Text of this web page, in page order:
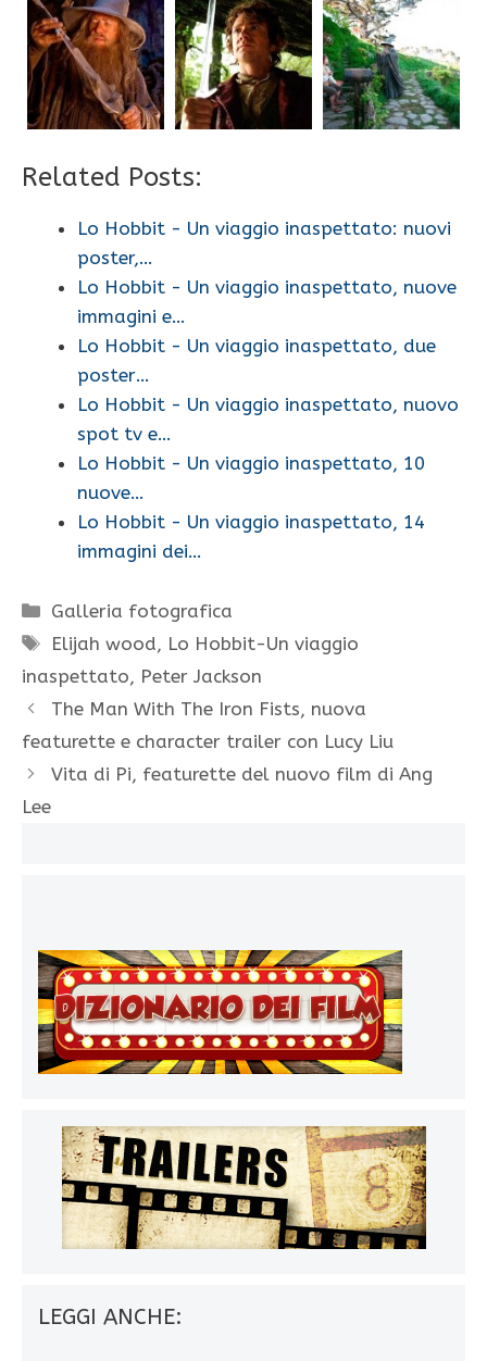
Related Posts:
Lo Hobbit - Un viaggio inaspettato: nuovi
poster,…
Lo Hobbit - Un viaggio inaspettato, nuove
immagini e…
Lo Hobbit - Un viaggio inaspettato, due
poster…
Lo Hobbit - Un viaggio inaspettato, nuovo
spot tv e…
Lo Hobbit - Un viaggio inaspettato, 10
nuove…
Lo Hobbit - Un viaggio inaspettato, 14
immagini dei…
Categorie
Galleria fotografica
Tag
Elijah wood, Lo Hobbit-Un viaggio
inaspettato, Peter Jackson
The Man With The Iron Fists, nuova
featurette e character trailer con Lucy Liu
Vita di Pi, featurette del nuovo film di Ang
Lee
LEGGI ANCHE: